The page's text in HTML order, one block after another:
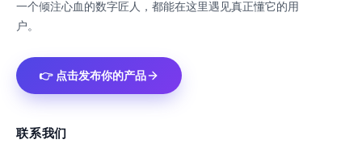
一个倾注心血的数字匠人，都能在这里遇见真正懂它的用
户。
👉 点击发布你的产品
联系我们